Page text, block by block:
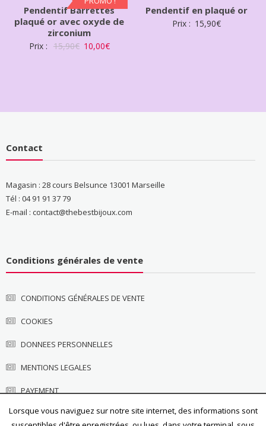
Pendentif Barrettes
plaqué or avec oxyde de
zirconium
Prix : 15,90€ 10,00€
Pendentif en plaqué or
Prix : 15,90€
Contact
Magasin : 28 cours Belsunce 13001 Marseille
Tél : 04 91 91 37 79
E-mail : contact@thebestbijoux.com
Conditions générales de vente
CONDITIONS GÉNÉRALES DE VENTE
COOKIES
DONNEES PERSONNELLES
MENTIONS LEGALES
PAYEMENT
Lorsque vous naviguez sur notre site internet, des informations sont